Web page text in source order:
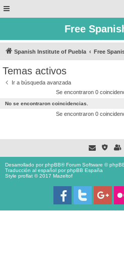
Free
Spanish Institute of Puebla Free
Temas activos
Ir a búsqueda avanzada
Se encontraron 0
No se encontraron coincidencias.
Se encontraron 0
Desarrollado porphpBB® Forum Software ©
Traducción al español porphpBB España
Style proflat © 2017 Mazeltof